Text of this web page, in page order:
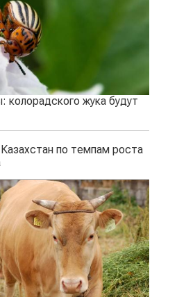
колорадского жука будут
по темпам роста